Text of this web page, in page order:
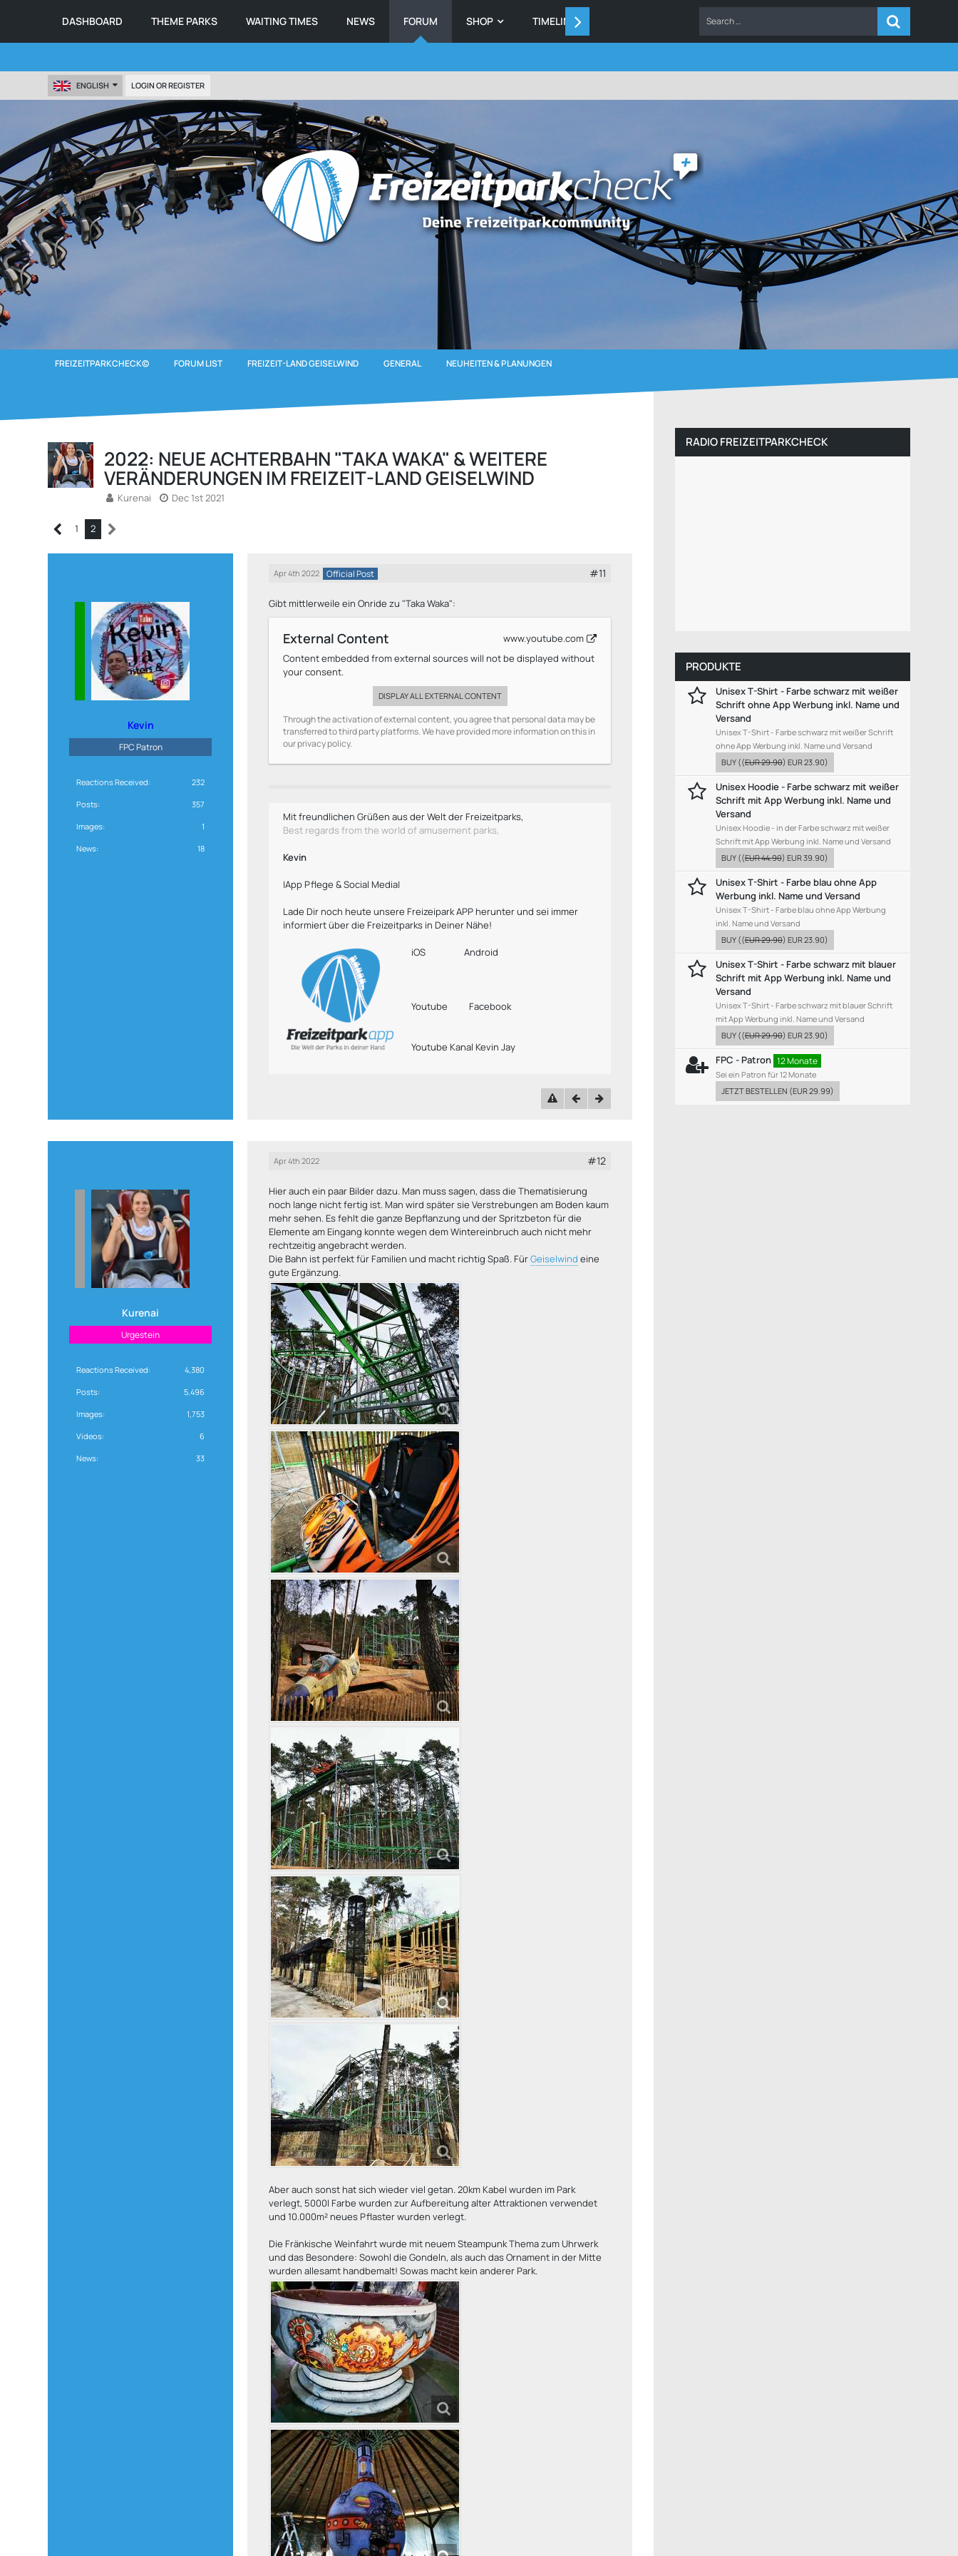
DASHBOARD THEME PARKS WAITING TIMES NEWS FORUM SHOP TIMELINE
ENGLISH LOGIN OR REGISTER
FREIZEITPARKCHECK© FORUM LIST FREIZEIT-LAND GEISELWIND GENERAL NEUHEITEN & PLANUNGEN
2022: NEUE ACHTERBAHN "TAKA WAKA" & WEITERE
VERÄNDERUNGEN IM FREIZEIT-LAND GEISELWIND
Kurenai Dec 1st 2021
1 2
Kevin
FPC Patron
Reactions Received 232
Posts 357
Images 1
News 18
Apr 4th 2022 Official Post #11
Gibt mittlerweile ein Onride zu "Taka Waka":
External Content
www.youtube.com
Content embedded from external sources will not be displayed without
your consent.
DISPLAY ALL EXTERNAL CONTENT
Through the activation of external content, you agree that personal data may be
transferred to third party platforms. We have provided more information on this in
our privacy policy.
Mit freundlichen Grüßen aus der Welt der Freizeitparks,
Best regards from the world of amusement parks,
Kevin
|App Pflege & Social Media|
Lade Dir noch heute unsere Freizeipark APP herunter und sei immer
informiert über die Freizeitparks in Deiner Nähe!
iOS Android
Youtube Facebook
Youtube Kanal Kevin Jay
Kurenai
Urgestein
Reactions Received 4,380
Posts 5,496
Images 1,753
Videos 6
News 33
Apr 4th 2022 #12
Hier auch ein paar Bilder dazu. Man muss sagen, dass die Thematisierung
noch lange nicht fertig ist. Man wird später sie Verstrebungen am Boden kaum
mehr sehen. Es fehlt die ganze Bepflanzung und der Spritzbeton für die
Elemente am Eingang konnte wegen dem Wintereinbruch auch nicht mehr
rechtzeitig angebracht werden.
Die Bahn ist perfekt für Familien und macht richtig Spaß. FürGeiselwind eine
gute Ergänzung.
Aber auch sonst hat sich wieder viel getan. 20km Kabel wurden im Park
verlegt, 5000l Farbe wurden zur Aufbereitung alter Attraktionen verwendet
und 10.000m² neues Pflaster wurden verlegt.
Die Fränkische Weinfahrt wurde mit neuem Steampunk Thema zum Uhrwerk
und das Besondere: Sowohl die Gondeln, als auch das Ornament in der Mitte
wurden allesamt handbemalt! Sowas macht kein anderer Park.
RADIO FREIZEITPARKCHECK
PRODUKTE
Unisex T-Shirt - Farbe schwarz mit weißer
Schrift ohne App Werbung inkl. Name und
Versand
Unisex T-Shirt - Farbe schwarz mit weißer Schrift
ohne App Werbung inkl. Name und Versand
BUY ((EUR 29.90) EUR 23.90)
Unisex Hoodie - Farbe schwarz mit weißer
Schrift mit App Werbung inkl. Name und
Versand
Unisex Hoodie - in der Farbe schwarz mit weißer
Schrift mit App Werbung inkl. Name und Versand
BUY ((EUR 44.90) EUR 39.90)
Unisex T-Shirt - Farbe blau ohne App
Werbung inkl. Name und Versand
Unisex T-Shirt - Farbe blau ohne App Werbung
inkl. Name und Versand
BUY ((EUR 29.90) EUR 23.90)
Unisex T-Shirt - Farbe schwarz mit blauer
Schrift mit App Werbung inkl. Name und
Versand
Unisex T-Shirt - Farbe schwarz mit blauer Schrift
mit App Werbung inkl. Name und Versand
BUY ((EUR 29.90) EUR 23.90)
FPC - Patron 12 Monate
Sei ein Patron für 12 Monate
JETZT BESTELLEN (EUR 29.99)